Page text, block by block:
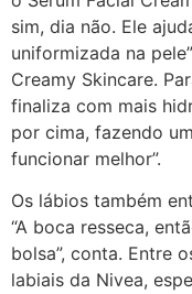
sim, dia não. Ele
uniformizada na
Creamy Skincare.
finaliza com mais
por cima, fazendo
funcionar melhor”.
Os lábios também
“A boca resseca,
bolsa”, conta. Entre
labiais da Nivea,